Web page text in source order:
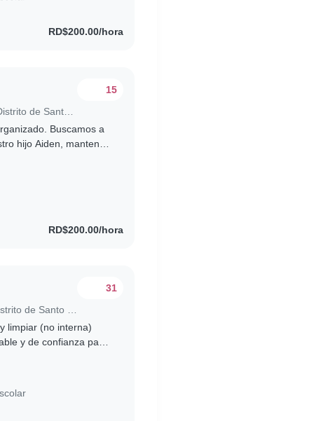
RD$200.00/hora
15
Buscamos a
hijo Aiden, mantener
RD$200.00/hora
31
limpiar (no interna)
y de confianza para